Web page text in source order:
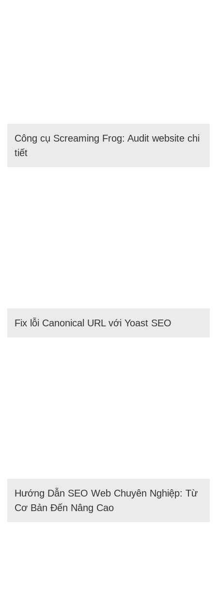
Công cụ Screaming Frog: Audit website chi
tiết
Fix lỗi Canonical URL với Yoast SEO
Hướng Dẫn SEO Web Chuyên Nghiệp: Từ
Cơ Bản Đến Nâng Cao